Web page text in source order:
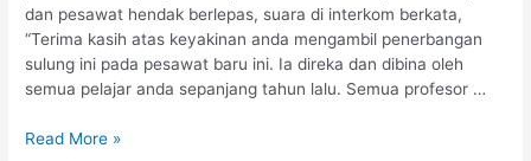
dan pesawat hendak berlepas, suara di interkom berkata,
“Terima kasih atas keyakinan anda mengambil penerbangan
sulung ini pada pesawat baru ini. Ia direka dan dibina oleh
semua pelajar anda sepanjang tahun lalu. Semua profesor …
Read More »